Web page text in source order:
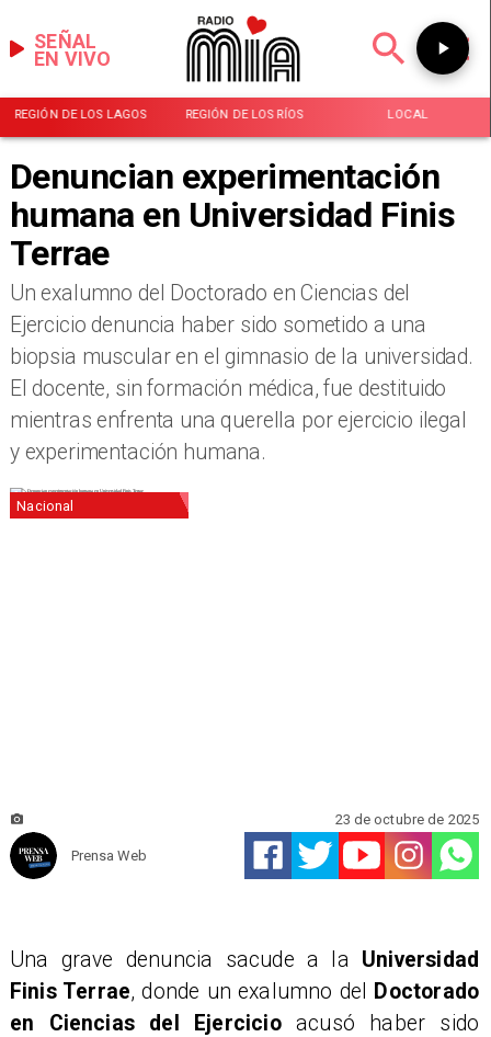
EN VIVO
SEÑAL
REGIÓN DE LOS LAGOS REGIÓN DE LOS RÍOS LOCAL
Denuncian experimentación
humana en Universidad Finis
Terrae
Un exalumno del Doctorado en Ciencias del
Ejercicio denuncia haber sido sometido a una
biopsia muscular en el gimnasio de la universidad.
El docente, sin formación médica, fue destituido
mientras enfrenta una querella por ejercicio ilegal
y experimentación humana.
Nacional
Prensa Web
23 de octubre de 2025
Una grave denuncia sacude a la Universidad
Finis Terrae, donde un exalumno del
Doctorado
en Ciencias del Ejercicioacusó haber sido